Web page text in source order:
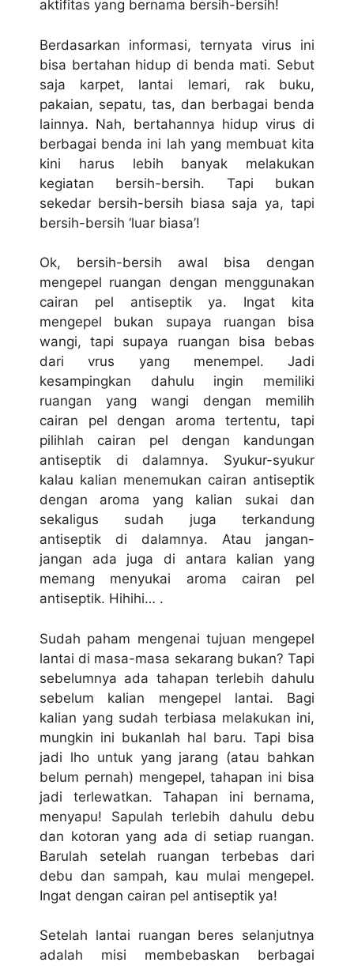
aktifitas yang bernama bersih-bersih!
Berdasarkan informasi, ternyata virus ini
bisa bertahan hidup di benda mati. Sebut
saja karpet, lantai lemari, rak buku,
pakaian, sepatu, tas, dan berbagai benda
lainnya. Nah, bertahannya hidup virus di
berbagai benda ini lah yang membuat kita
kini harus lebih banyak melakukan
kegiatan bersih-bersih. Tapi bukan
sekedar bersih-bersih biasa saja ya, tapi
bersih-bersih ‘luar biasa’!
Ok, bersih-bersih awal bisa dengan
mengepel ruangan dengan menggunakan
cairan pel antiseptik ya. Ingat kita
mengepel bukan supaya ruangan bisa
wangi, tapi supaya ruangan bisa bebas
dari vrus yang menempel. Jadi
kesampingkan dahulu ingin memiliki
ruangan yang wangi dengan memilih
cairan pel dengan aroma tertentu, tapi
pilihlah cairan pel dengan kandungan
antiseptik di dalamnya. Syukur-syukur
kalau kalian menemukan cairan antiseptik
dengan aroma yang kalian sukai dan
sekaligus sudah juga terkandung
antiseptik di dalamnya. Atau jangan-
jangan ada juga di antara kalian yang
memang menyukai aroma cairan pel
antiseptik. Hihihi… .
Sudah paham mengenai tujuan mengepel
lantai di masa-masa sekarang bukan? Tapi
sebelumnya ada tahapan terlebih dahulu
sebelum kalian mengepel lantai. Bagi
kalian yang sudah terbiasa melakukan ini,
mungkin ini bukanlah hal baru. Tapi bisa
jadi lho untuk yang jarang (atau bahkan
belum pernah) mengepel, tahapan ini bisa
jadi terlewatkan. Tahapan ini bernama,
menyapu! Sapulah terlebih dahulu debu
dan kotoran yang ada di setiap ruangan.
Barulah setelah ruangan terbebas dari
debu dan sampah, kau mulai mengepel.
Ingat dengan cairan pel antiseptik ya!
Setelah lantai ruangan beres selanjutnya
adalah misi membebaskan berbagai